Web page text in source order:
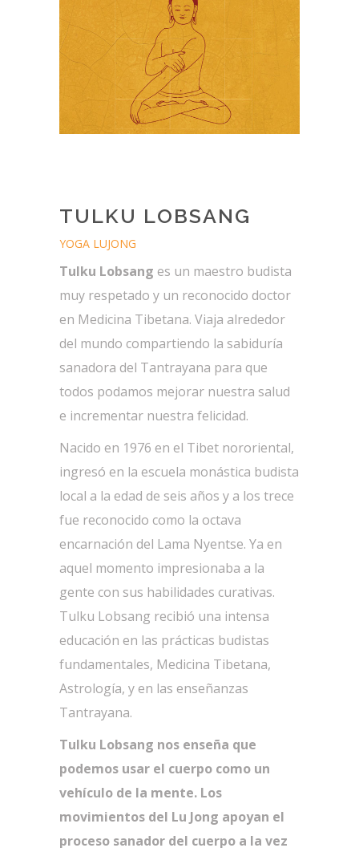
TULKU LOBSANG
YOGA LUJONG
Tulku Lobsang es un maestro budista
muy respetado y un reconocido doctor
en Medicina Tibetana. Viaja alrededor
del mundo compartiendo la sabiduría
sanadora del Tantrayana para que
todos podamos mejorar nuestra salud
e incrementar nuestra felicidad.
Nacido en 1976 en el Tibet nororiental,
ingresó en la escuela monástica budista
local a la edad de seis años y a los trece
fue reconocido como la octava
encarnación del Lama Nyentse. Ya en
aquel momento impresionaba a la
gente con sus habilidades curativas.
Tulku Lobsang recibió una intensa
educación en las prácticas budistas
fundamentales, Medicina Tibetana,
Astrología, y en las enseñanzas
Tantrayana.
Tulku Lobsang nos enseña que
podemos usar el cuerpo como un
vehículo de la mente. Los
movimientos del Lu Jong apoyan el
proceso sanador del cuerpo a la vez